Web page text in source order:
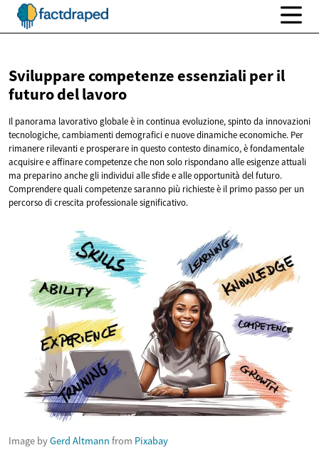
Sviluppare competenze essenziali per il
futurodel lavoro
Il panorama lavorativo globale è in continua evoluzione, spinto da innovazioni
tecnologiche, cambiamenti demografici e nuove dinamiche economiche. Per
rimanere rilevanti e prosperare in questo contesto dinamico, è fondamentale
acquisire e affinare competenze che non solo rispondano alle esigenze attuali
ma preparino anche gli individui alle sfide e alle opportunità del futuro.
Comprendere quali competenze saranno più richieste è il primo passo per un
percorso di crescita professionale significativo.
Image byGerd Altmann from Pixabay